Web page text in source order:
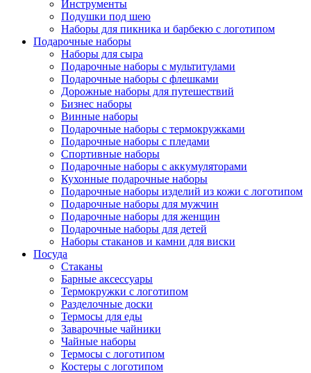
Инструменты
Подушки под шею
Наборы для пикника и барбекю с логотипом
Подарочные наборы
Наборы для сыра
Подарочные наборы с мультитулами
Подарочные наборы с флешками
Дорожные наборы для путешествий
Бизнес наборы
Винные наборы
Подарочные наборы с термокружками
Подарочные наборы с пледами
Спортивные наборы
Подарочные наборы с аккумуляторами
Кухонные подарочные наборы
Подарочные наборы изделий из кожи с логотипом
Подарочные наборы для мужчин
Подарочные наборы для женщин
Подарочные наборы для детей
Наборы стаканов и камни для виски
Посуда
Стаканы
Барные аксессуары
Термокружки с логотипом
Разделочные доски
Термосы для еды
Заварочные чайники
Чайные наборы
Термосы с логотипом
Костеры с логотипом